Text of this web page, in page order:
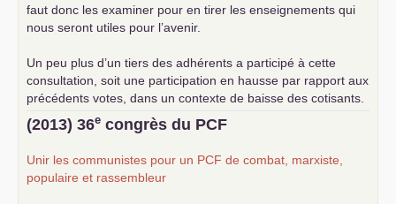
faut donc les examiner pour en tirer les enseignements qui
nous seront utiles pour l’avenir.
Un peu plus d’un tiers des adhérents a participé à cette
consultation, soit une participation en hausse par rapport aux
précédents votes, dans un contexte de baisse des cotisants.
... lire la suite
(2013) 36e congrès du PCF
Unir les communistes pour un PCF de combat, marxiste,
populaire et rassembleur